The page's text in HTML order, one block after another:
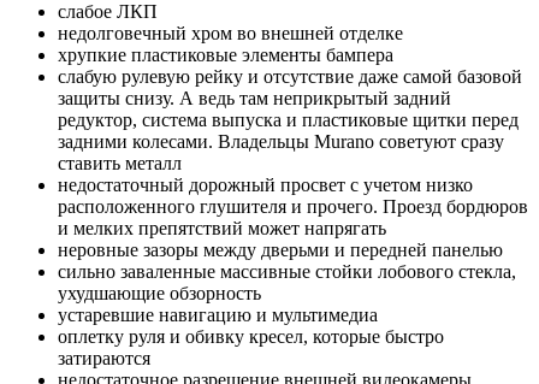
слабое ЛКП
недолговечный хром во внешней отделке
хрупкие пластиковые элементы бампера
слабую рулевую рейку и отсутствие даже самой базовой
защиты снизу. А ведь там неприкрытый задний
редуктор, система выпуска и пластиковые щитки перед
задними колесами. Владельцы Murano советуют сразу
ставить металл
недостаточный дорожный просвет с учетом низко
расположенного глушителя и прочего. Проезд бордюров
и мелких препятствий может напрягать
неровные зазоры между дверьми и передней панелью
сильно заваленные массивные стойки лобового стекла,
ухудшающие обзорность
устаревшие навигацию и мультимедиа
оплетку руля и обивку кресел, которые быстро
затираются